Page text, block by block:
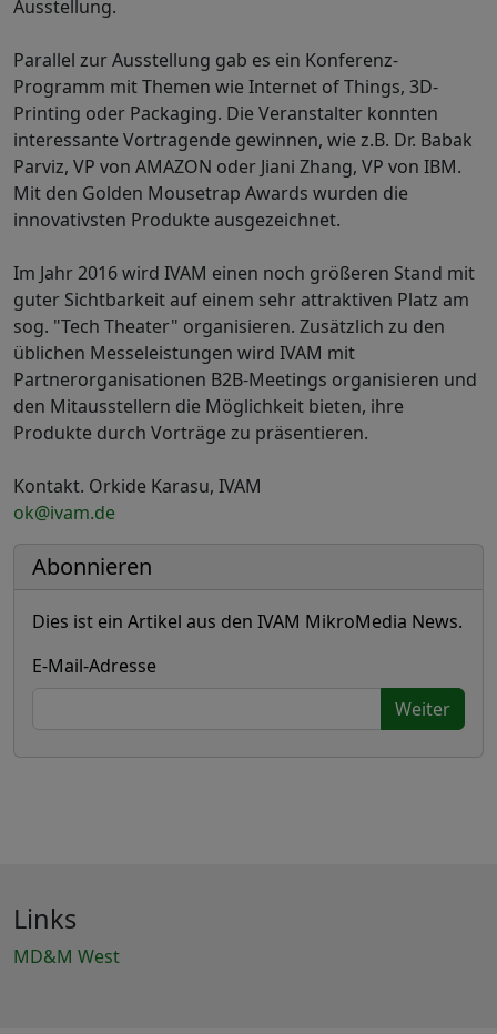
Ausstellung.
Parallel zur Ausstellung gab es ein Konferenz-
Programm mit Themen wie Internet of Things, 3D-
Printing oder Packaging. Die Veranstalter konnten
interessante Vortragende gewinnen, wie z.B. Dr. Babak
Parviz, VP von AMAZON oder Jiani Zhang, VP von IBM.
Mit den Golden Mousetrap Awards wurden die
innovativsten Produkte ausgezeichnet.
Im Jahr 2016 wird IVAM einen noch größeren Stand mit
guter Sichtbarkeit auf einem sehr attraktiven Platz am
sog. "Tech Theater" organisieren. Zusätzlich zu den
üblichen Messeleistungen wird IVAM mit
Partnerorganisationen B2B-Meetings organisieren und
den Mitausstellern die Möglichkeit bieten, ihre
Produkte durch Vorträge zu präsentieren.
Kontakt. Orkide Karasu, IVAM
ok@ivam.de
Abonnieren
Dies ist ein Artikel aus den IVAM MikroMedia News.
E-Mail-Adresse
Weiter
Links
MD&M West